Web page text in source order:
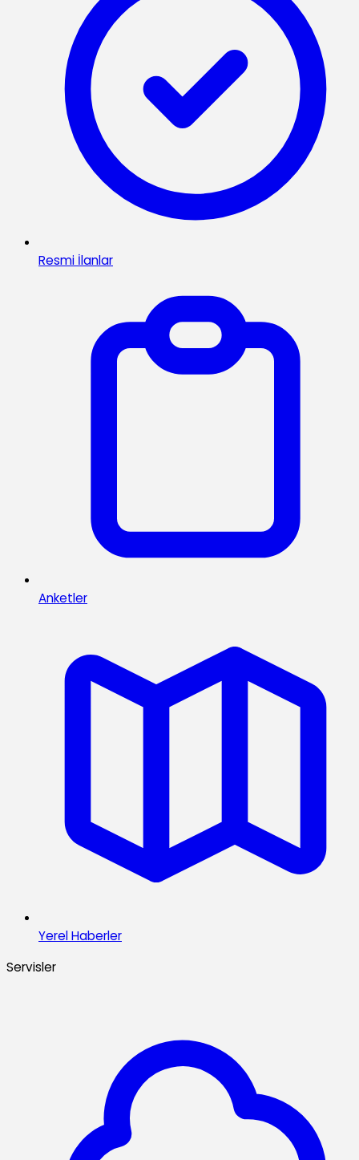
Resmi İlanlar
Anketler
Yerel Haberler
Servisler